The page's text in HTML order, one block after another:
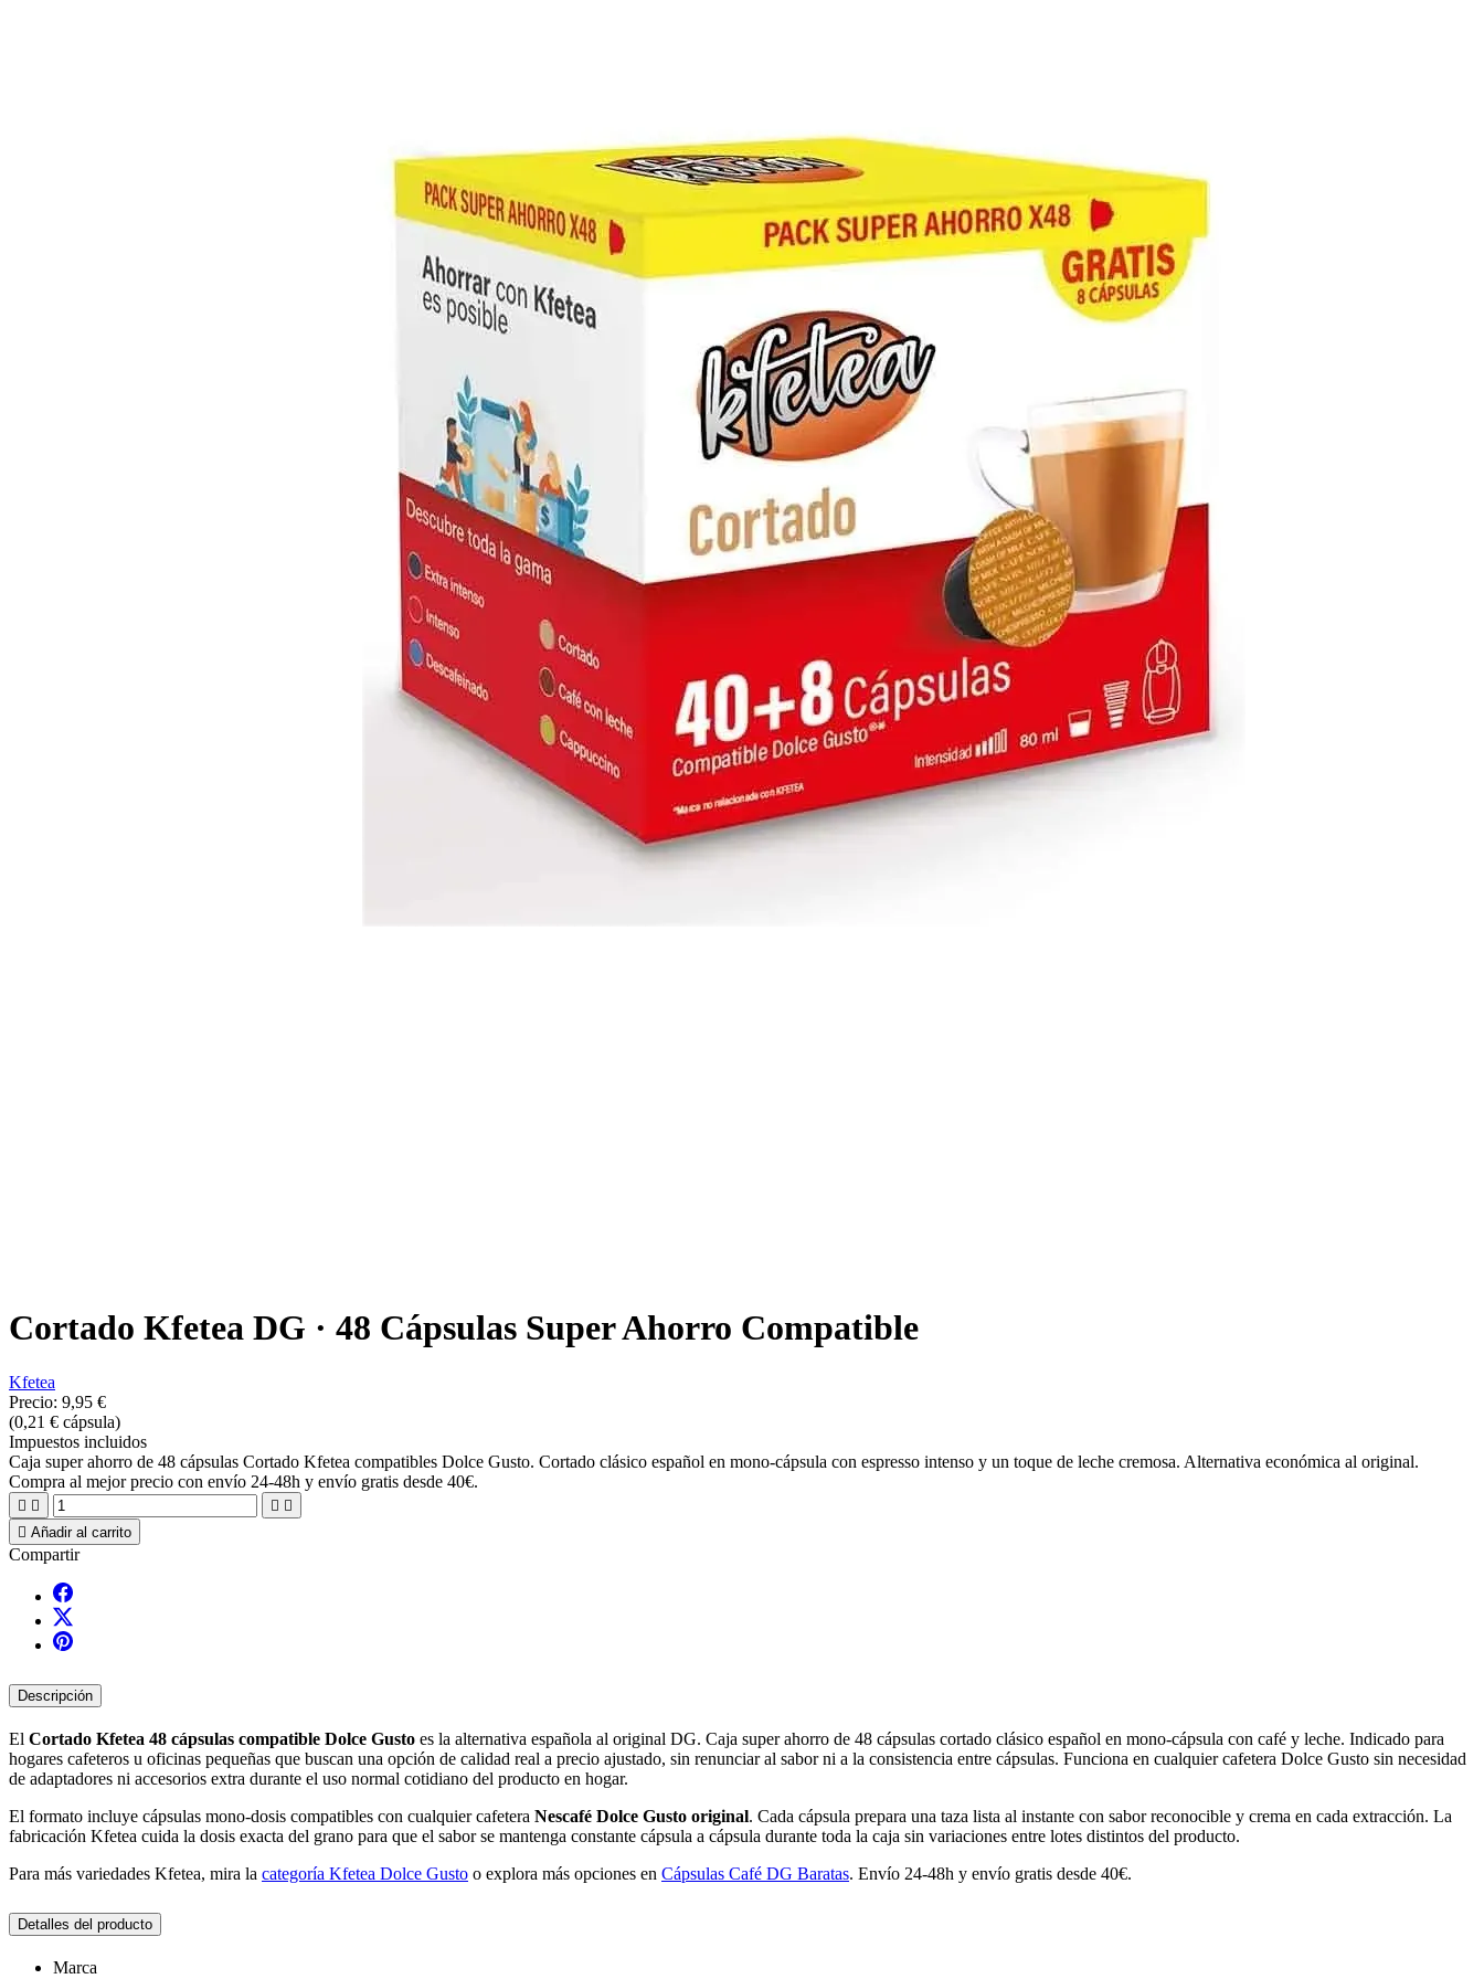
Cortado Kfetea DG · 48 Cápsulas Super Ahorro Compatible
Kfetea
Precio: 9,95 €
(0,21 € cápsula)
Impuestos incluidos
Caja super ahorro de 48 cápsulas Cortado Kfetea compatibles Dolce Gusto. Cortado clásico español en mono-cápsula con espresso intenso y un toque de leche cremosa. Alternativa económica al original.
Compra al mejor precio con envío 24-48h y envío gratis desde 40€.
   
 Añadir al carrito
Compartir
Descripción
El Cortado Kfetea 48 cápsulas compatible Dolce Gusto es la alternativa española al original DG. Caja super ahorro de 48 cápsulas cortado clásico español en mono-cápsula con café y leche. Indicado para
hogares cafeteros u oficinas pequeñas que buscan una opción de calidad real a precio ajustado, sin renunciar al sabor ni a la consistencia entre cápsulas. Funciona en cualquier cafetera Dolce Gusto sin necesidad
de adaptadores ni accesorios extra durante el uso normal cotidiano del producto en hogar.
El formato incluye cápsulas mono-dosis compatibles con cualquier cafetera Nescafé Dolce Gusto original. Cada cápsula prepara una taza lista al instante con sabor reconocible y crema en cada extracción. La
fabricación Kfetea cuida la dosis exacta del grano para que el sabor se mantenga constante cápsula a cápsula durante toda la caja sin variaciones entre lotes distintos del producto.
Para más variedades Kfetea, mira la categoría Kfetea Dolce Gusto o explora más opciones en Cápsulas Café DG Baratas. Envío 24-48h y envío gratis desde 40€.
Detalles del producto
Marca